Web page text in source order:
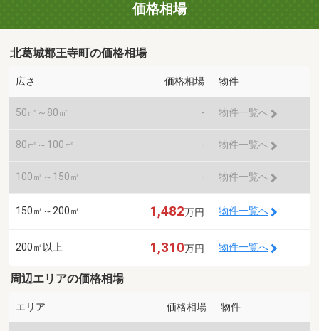
価格相場
北葛城郡王寺町の価格相場
広さ 価格相場 物件
50㎡～80㎡ - 物件一覧へ
80㎡～100㎡ - 物件一覧へ
100㎡～150㎡ - 物件一覧へ
150㎡～200㎡ 1,482万円 物件一覧へ
200㎡以上 1,310万円 物件一覧へ
周辺エリアの価格相場
エリア 価格相場 物件